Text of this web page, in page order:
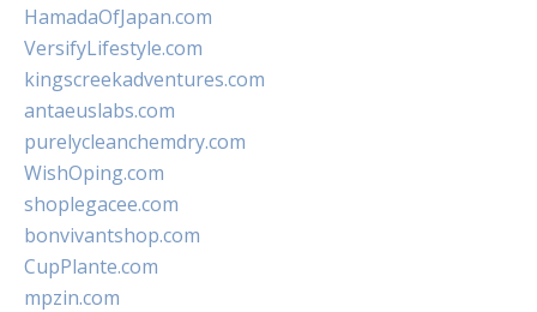
HamadaOfJapan.com
VersifyLifestyle.com
kingscreekadventures.com
antaeuslabs.com
purelycleanchemdry.com
WishOping.com
shoplegacee.com
bonvivantshop.com
CupPlante.com
mpzin.com